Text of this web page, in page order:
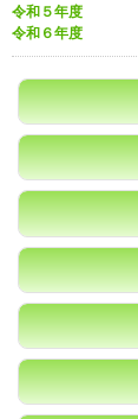
令和５年度
令和６年度